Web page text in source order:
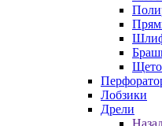
Лобзики
Дрели